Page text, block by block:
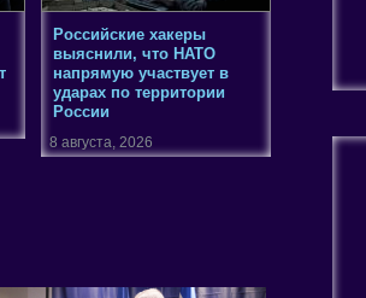
Российские хакеры
выяснили, что НАТО
напрямую участвует в
ударах по территории
России
8 августа, 2026